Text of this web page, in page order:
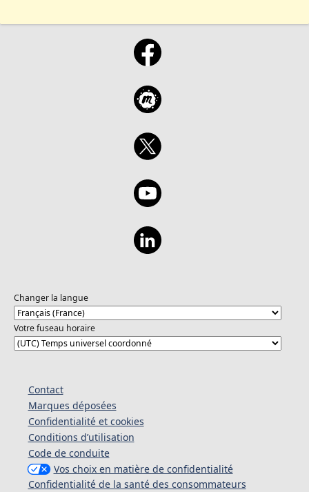
Changer la langue
Votre fuseau horaire
Contact
Marques déposées
Confidentialité et cookies
Conditions d’utilisation
Code de conduite
Vos choix en matière de confidentialité
Confidentialité de la santé des consommateurs